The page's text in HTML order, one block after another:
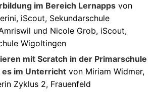
im Bereich Lernapps von
iScout, Sekundarschule
und Nicole Grob, iScout,
Wigoltingen
mit Scratch in der Primarschule
es im Unterricht von Miriam Widmer,
Zyklus 2, Frauenfeld